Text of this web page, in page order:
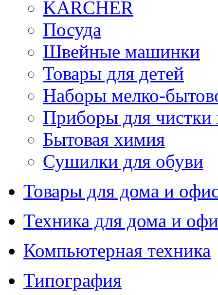
KARCHER
Посуда
Швейные машинки
Товары для детей
Наборы мелко-
Приборы для чистки
Бытовая химия
Сушилки для обуви
Товары для дома и
Техника для дома и
Компьютерная техника
Типография